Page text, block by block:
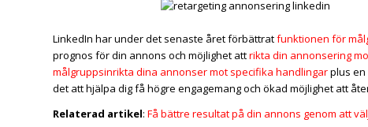
LinkedIn har under det senaste året förbättratfunktionen för
prognos för din annons och möjlighet attrikta din annonsering
målgruppsinrikta dina annonser mot specifika handlingarplus en
det att hjälpa dig få högre engagemang och ökad möjlighet att
Relaterad artikel: Få bättre resultat på din annons genom att